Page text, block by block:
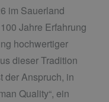
im Sauerland
Jahre Erfahrung
hochwertiger
dieser Tradition
der Anspruch, in
Quality“, ein